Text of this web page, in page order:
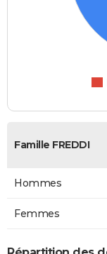
Famille FREDDI
Hommes
Femmes